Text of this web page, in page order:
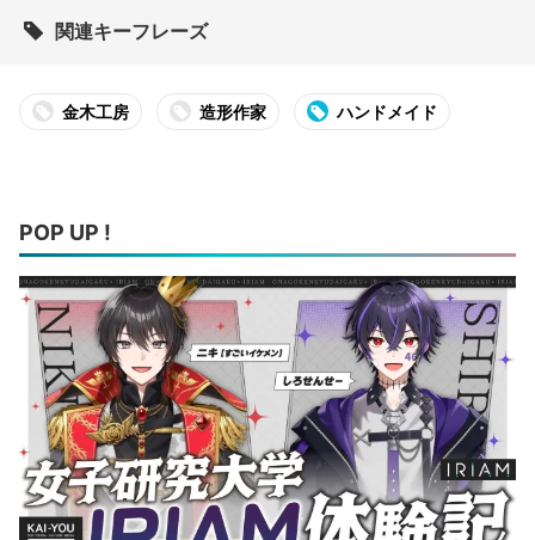
関連キーフレーズ
金木工房 造形作家 ハンドメイド
POP UP !